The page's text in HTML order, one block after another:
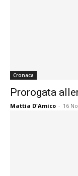
Cronaca
Prorogata
Mattia D'Amico - 16